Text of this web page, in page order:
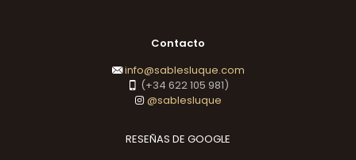
Contacto
info@sablesluque.com
(+34 622 105 981)
@sablesluque
RESEÑAS DE GOOGLE